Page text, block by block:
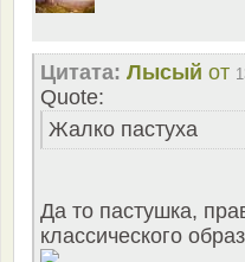
Цитата: Лысый от
Quote:
Жалко пастуха
Да то пастушка,
классического